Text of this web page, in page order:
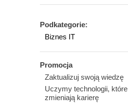
Podkategorie:
Biznes IT
Promocja
Zaktualizuj swoją wiedzę
Uczymy technologii, które
zmieniają karierę